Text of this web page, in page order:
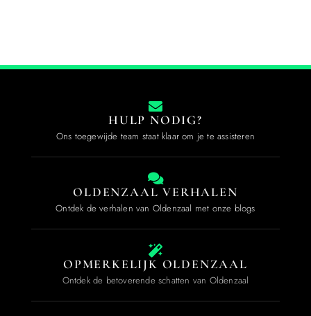
HULP NODIG?
Ons toegewijde team staat klaar om je te assisteren
OLDENZAAL VERHALEN
Ontdek de verhalen van Oldenzaal met onze blogs
OPMERKELIJK OLDENZAAL
Ontdek de betoverende schatten van Oldenzaal